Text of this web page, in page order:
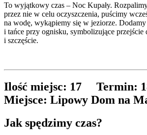
To wyjątkowy czas – Noc Kupały.
przez nie w celu oczyszczenia, puścimy
na wodę, wykąpiemy się w jeziorze.
i tańce przy ognisku, symbolizujące przejście
i szczęście.
Ilość miejsc: 17 Termin:
Miejsce: Lipowy Dom na
Jak spędzimy czas?